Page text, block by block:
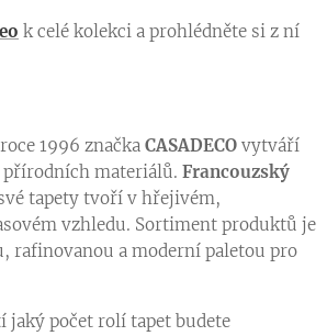
k celé kolekci a prohlédněte si z ní
1996 značka CASADECO vytváří
přírodních materiálů. Francouzský
tapety tvoří v hřejivém,
vzhledu. Sortiment produktů je
rafinovanou a moderní paletou pro
jaký počet rolí tapet budete